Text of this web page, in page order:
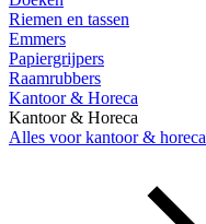
Riemen en tassen
Emmers
Papiergrijpers
Raamrubbers
Kantoor & Horeca
Kantoor & Horeca
Alles voor kantoor & horeca